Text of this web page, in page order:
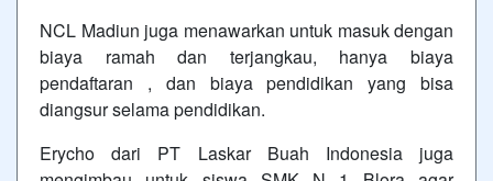
NCL Madiun juga menawarkan untuk masuk dengan
biaya ramah dan terjangkau, hanya biaya
pendaftaran , dan biaya pendidikan yang bisa
diangsur selama pendidikan.
Erycho dari PT Laskar Buah Indonesia juga